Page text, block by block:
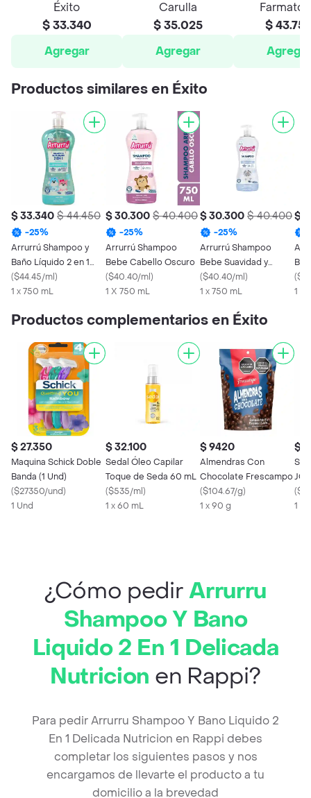
Éxito
$ 33.340
Agregar
Carulla
$ 35.025
Agregar
$
Agregar
Productos similares en Éxito
$ 33.340 $ 44.450
-25%
Arrurrú Shampoo y
Baño Líquido 2 en 1
Original
($44.45/ml)
1 x 750 mL
$ 30.300 $ 40.400
-25%
Arrurrú Shampoo
Bebe Cabello Oscuro
($40.40/ml)
1 X 750 mL
$ 30.300 $ 40.400
-25%
Arrurrú Shampoo
Bebe Suavidad y
Humectación
($40.40/ml)
1 x 750 mL
$
(
1 X
Productos complementarios en Éxito
$ 27.350
Maquina Schick Doble
Banda (1 Und)
($27350/und)
1 Und
$ 32.100
Sedal Óleo Capilar
Toque de Seda 60 mL
($535/ml)
1 x 60 mL
$ 9420
Almendras Con
Chocolate Frescampo
($104.67/g)
1 x 90 g
$
(
1 X
¿Cómo pedirArrurru
Shampoo Y Bano
Liquido 2 En 1 Delicada
Nutricion en Rappi?
Para pedir Arrurru Shampoo Y Bano Liquido 2
En 1 Delicada Nutricion en Rappi debes
completar los siguientes pasos y nos
encargamos de llevarte el producto a tu
domicilio a la brevedad